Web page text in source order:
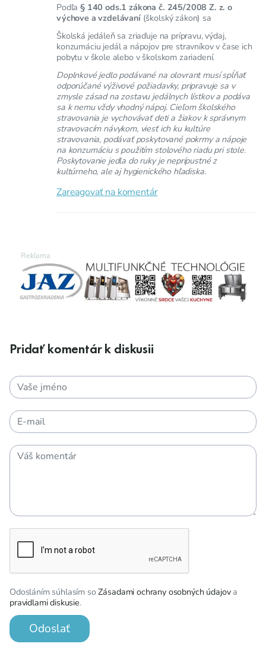
Podľa§ 140 ods.1 zákona č. 245/2008 Z. z. o
výchove a vzdelávaní(školský zákon) sa
Školská jedáleň sa zriaďuje na prípravu, výdaj,
konzumáciu jedál a nápojov pre stravníkov v čase ich
pobytu v škole alebo v školskom zariadení.
Doplnkové jedlo podávané na olovrant musí spĺňať
odporúčané výživové požiadavky, pripravuje sa v
zmysle zásad na zostavu jedálnych lístkov a podáva
sa k nemu vždy vhodný nápoj. Cieľom školského
stravovania je vychovávať deti a žiakov k správnym
stravovacím návykom, viesť ich ku kultúre
stravovania, podávať poskytované pokrmy a nápoje
na konzumáciu s použitím stolového riadu pri stole.
Poskytovanie jedla do ruky je neprípustné z
kultúrneho, ale aj hygienického hľadiska.
Zareagovať na komentár
Pridať komentár k diskusii
Odosláním súhlasím soZásadami ochrany osobných údajova
pravidlami diskusie.
Odoslať